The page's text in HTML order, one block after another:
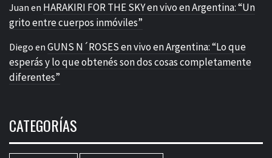
Juan en HARAKIRI FOR THE SKY en vivo en Argentina: “Un
grito entre cuerpos inmóviles”
Diego en GUNS N´ROSES en vivo en Argentina: “Lo que
esperás y lo que obtenés son dos cosas completamente
diferentes”
CATEGORÍAS